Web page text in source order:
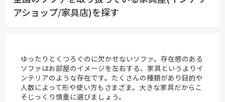
アショップ/家具店)を探す
ゆったりとくつろぐのに欠かせないソファ。存在感のある
ソファはお部屋のイメージを左右する、家具というよりイ
ンテリアのような存在です。たくさんの種類があり目的や
人数によって形や使い方もさまざま。大きな家具だからこ
そじっくり慎重に選びましょう。